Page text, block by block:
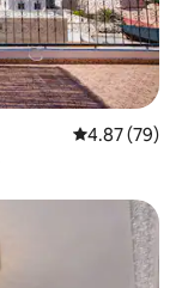
レビュー79
4.87 (79)